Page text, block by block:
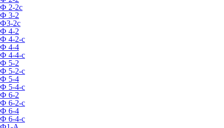
Ф 2-2с
Ф 3-2
Ф3-2с
Ф 4-2
Ф 4-2-с
Ф 4-4
Ф 4-4-с
Ф 5-2
Ф 5-2-с
Ф 5-4
Ф 5-4-с
Ф 6-2
Ф 6-2-с
Ф 6-4
Ф 6-4-с